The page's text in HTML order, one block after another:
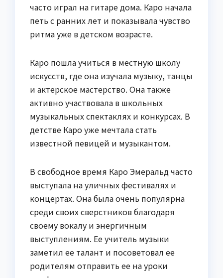
часто играл на гитаре дома. Каро начала
петь с ранних лет и показывала чувство
ритма уже в детском возрасте.
Каро пошла учиться в местную школу
искусств, где она изучала музыку, танцы
и актерское мастерство. Она также
активно участвовала в школьных
музыкальных спектаклях и конкурсах. В
детстве Каро уже мечтала стать
известной певицей и музыкантом.
В свободное время Каро Эмеральд часто
выступала на уличных фестивалях и
концертах. Она была очень популярна
среди своих сверстников благодаря
своему вокалу и энергичным
выступлениям. Ее учитель музыки
заметил ее талант и посоветовал ее
родителям отправить ее на уроки